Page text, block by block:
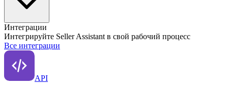
Интеграции
Интегрируйте Seller Assistant в свой рабочий процесс
Все интеграции
API